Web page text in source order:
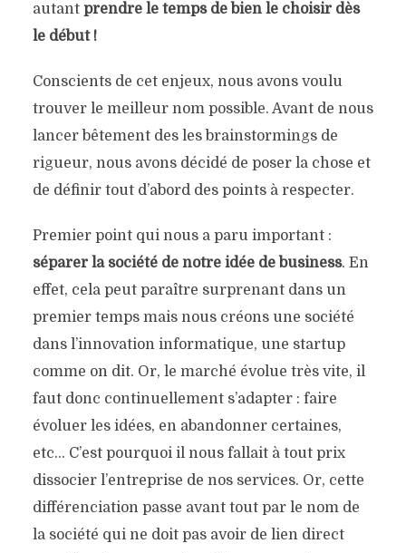
autant prendre le temps de bien le choisir dès
le début !
Conscients de cet enjeux, nous avons voulu
trouver le meilleur nom possible. Avant de nous
lancer bêtement des les brainstormings de
rigueur, nous avons décidé de poser la chose et
de définir tout d’abord des points à respecter.
Premier point qui nous a paru important :
séparer la société de notre idée de business. En
effet, cela peut paraître surprenant dans un
premier temps mais nous créons une société
dans l’innovation informatique, une startup
comme on dit. Or, le marché évolue très vite, il
faut donc continuellement s’adapter : faire
évoluer les idées, en abandonner certaines,
etc… C’est pourquoi il nous fallait à tout prix
dissocier l’entreprise de nos services. Or, cette
différenciation passe avant tout par le nom de
la société qui ne doit pas avoir de lien direct